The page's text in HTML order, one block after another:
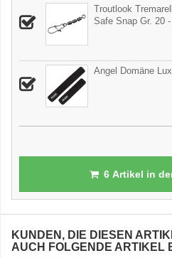
Troutlook
Safe Snap Gr. 20
Angel Domäne
6Artikel in
KUNDEN, DIE DIESEN
AUCH FOLGENDE ARTIKEL